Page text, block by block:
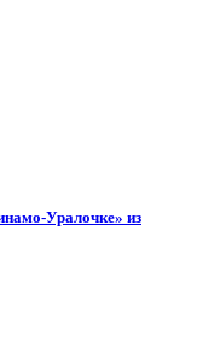
Уралочке» из